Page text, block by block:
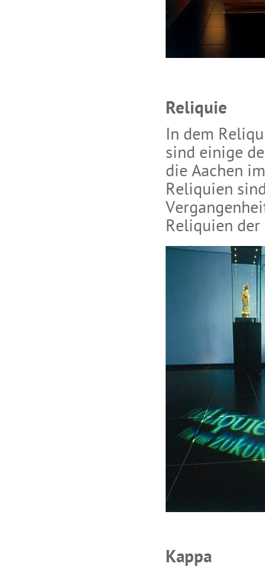
Reliquie
In dem
sind einige
die Aachen
Reliquien
Reliquien
Kappa